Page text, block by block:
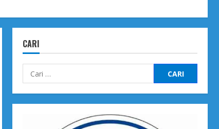
CARI
Cari
untuk: